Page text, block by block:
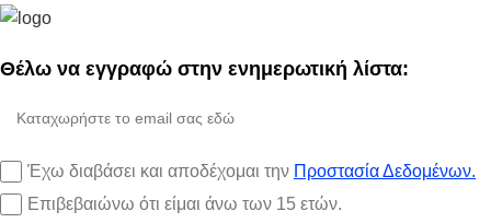
Θέλω να εγγραφώ στην ενημερωτική λίστα:
Έχω διαβάσει και αποδέχομαι την Προστασία Δεδομένων.
Επιβεβαιώνω ότι είμαι άνω των 15 ετών.